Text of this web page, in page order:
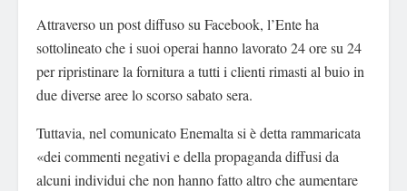
Attraverso un post diffuso su Facebook, l’Ente ha
sottolineato che i suoi operai hanno lavorato 24 ore su 24
per ripristinare la fornitura a tutti i clienti rimasti al buio in
due diverse aree lo scorso sabato sera.
Tuttavia, nel comunicato Enemalta si è detta rammaricata
«dei commenti negativi e della propaganda diffusi da
alcuni individui che non hanno fatto altro che aumentare